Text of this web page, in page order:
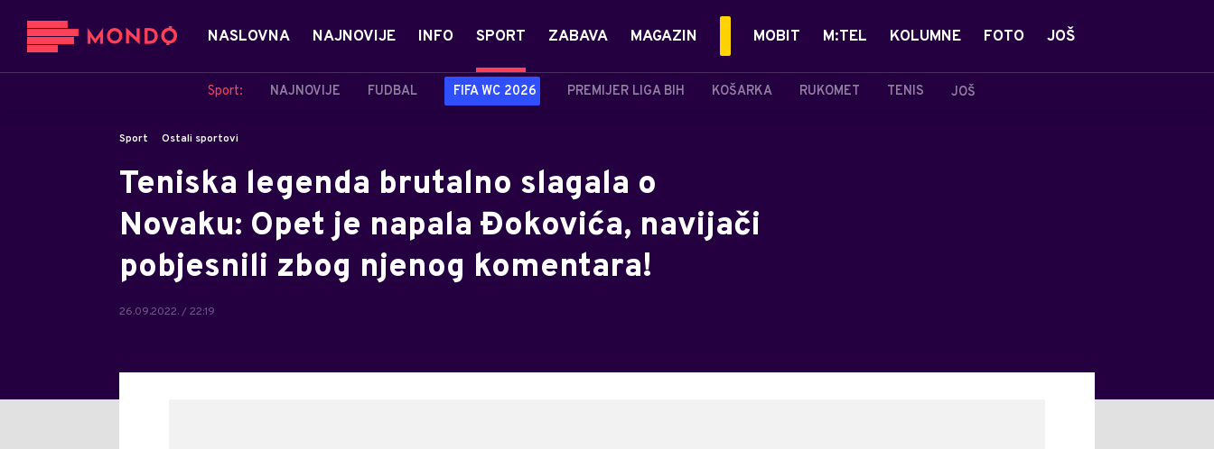
NASLOVNA NAJNOVIJE INFO SPORT
Sport: NAJNOVIJE FUDBAL FIFA WC 2026 PREMIJER LIGA BIH KOŠARKA RUKOMET TENIS JOŠ
ZABAVA MAGAZIN MOBIT M:TEL KOLUMNE FOTO JOŠ
Sport Ostali sportovi
Teniska legenda brutalno slagala o
Novaku: Opet je napala Đokovića, navijači
pobjesnili zbog njenog komеntara!
26.09.2022. / 22:19